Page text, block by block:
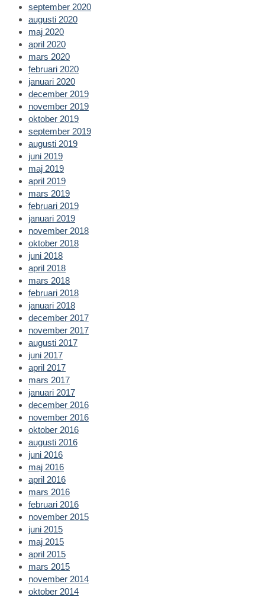
september 2020
augusti 2020
maj 2020
april 2020
mars 2020
februari 2020
januari 2020
december 2019
november 2019
oktober 2019
september 2019
augusti 2019
juni 2019
maj 2019
april 2019
mars 2019
februari 2019
januari 2019
november 2018
oktober 2018
juni 2018
april 2018
mars 2018
februari 2018
januari 2018
december 2017
november 2017
augusti 2017
juni 2017
april 2017
mars 2017
januari 2017
december 2016
november 2016
oktober 2016
augusti 2016
juni 2016
maj 2016
april 2016
mars 2016
februari 2016
november 2015
juni 2015
maj 2015
april 2015
mars 2015
november 2014
oktober 2014